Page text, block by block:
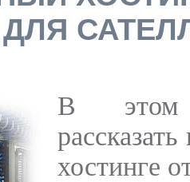
ДЛЯ
В этом
хостинге